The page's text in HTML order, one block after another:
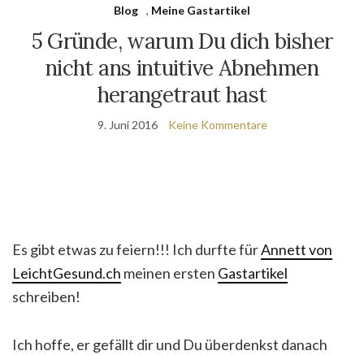
Blog , Meine Gastartikel
5 Gründe, warum Du dich bisher
nicht ans intuitive Abnehmen
herangetraut hast
9. Juni 2016 Keine Kommentare
Es gibt etwas zu feiern!!! Ich durfte fürAnnett von
LeichtGesund.ch meinen ersten Gastartikel
schreiben!
Ich hoffe, er gefällt dir und Du überdenkst danach